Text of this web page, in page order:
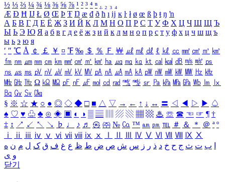
½ ⅓ ⅔ ¼ ¾ ⅛ ⅜ ⅝ ⅞ ¹ ² ³ ⁴ ⁿ ₁ ₂ ₃ ₄
Æ Ð Ħ Ĳ Ł Ø Œ Þ Ŧ Ŋ æ đ ð ħ ı ĳ ĸ ŀ ł ø œ ß þ ŧ ŋ ŉ
А Б В Г Д Е Ё Ж З И Й К Л М Н О П Р С Т У Ф Х Ц Ч Ш Щ Ъ
Ы Ь Э Ю Я а б в г д е ё ж з и й к л м н о п р с т у ф х ц ч ш щ ъ
ы ь э ю я
′ ″ ℃ Å ￠ ￡ ￥ ¤ ℉ ‰ ＄ ％ Ｆ ￦ ㎕ ㎖ ㎗ ℓ ㎘ ㏄ ㎣ ㎤ ㎥ ㎦
㎙ ㎚ ㎛ ㎜ ㎝ ㎞ ㎟ ㎠ ㎡ ㎢ ㏊ ㎍ ㎎ ㎏ ㏏ ㎈ ㎉ ㏈ ㎧ ㎨ ㎰
㎱ ㎲ ㎳ ㎴ ㎵ ㎶ ㎷ ㎸ ㎹ ㎀ ㎁ ㎂ ㎃ ㎄ ㎺ ㎻ ㎽ ㎾ ㎿ ㎐ ㎑
㎒ ㎓ ㎔ Ω ㏀ ㏁ ㎊ ㎋ ㎌ ㏖ ㏅ ㎭ ㎮ ㎯ ㏛ ㎩ ㎪ ㎫ ㎬ ㏝ ㏐
㏓
㏃ ㏉ ㏜ ㏆
§ ※ ☆ ★ ○ ● ◎ ◇ ◆ □ ■ △ ▽ → ← ↑ ↓ ↔ 〓 ◁ ◀ ▷ ▶ ♤
♠ ♡ ♥ ♧ ♣ ⊙ ◈ ▣ ◐ ◑ ▒ ▤ ▨ ▧ ▦ ▩ ♨ ☏ ☎ ☜ ☞ ¶ †
‡ ↕ ↗ ↙ ↖ ↘ ♭ ♩ ♪ ♬ ㉿ ㈜ № ㏇ ™ ㏂ ㏘ ℡ ＃ ＆ ＊ ＠ ª º
ⅰ
ⅱ ⅲ ⅳ ⅴ ⅵ ⅶ ⅷ ⅸ ⅹ Ⅳ Ⅴ Ⅵ Ⅶ Ⅷ Ⅸ Ⅹ
ب ت ث ج ح خ د ذ ر ز س ش ص ض ط ظ ع غ ف ق ک ل م ن ه
و ی
닫기